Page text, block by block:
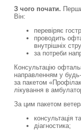
З чого почати.
Він:
перевіряє
проводить
внутрішніх
за потреби
Консультацію
направленням у
за пакетом
лікування в
За цим пакетом
консультація
діагностика;